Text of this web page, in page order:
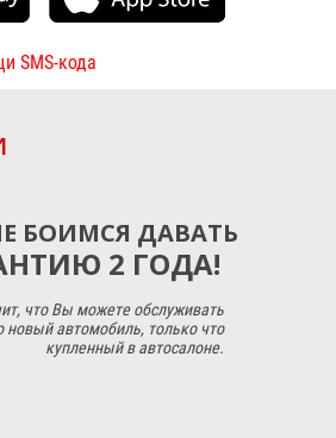
SMS-кода
БОИМСЯ ДАВАТЬ
2 ГОДА!
что Вы можете обслуживать
новый автомобиль, только что
купленный в автосалоне.